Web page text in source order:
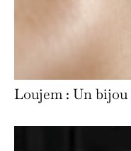
Loujem : Un